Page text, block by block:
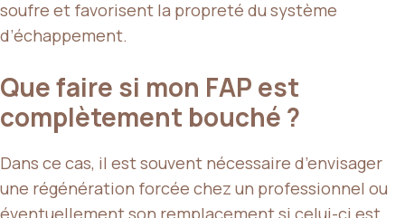
soufre et favorisent la propreté du système
d’échappement.
Que faire si mon FAP est
complètement bouché ?
Dans ce cas, il est souvent nécessaire d’envisager
une régénération forcée chez un professionnel ou